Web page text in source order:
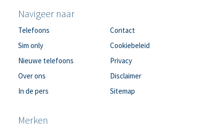
Navigeer naar
Telefoons
Sim only
Nieuwe telefoons
Over ons
In de pers
Contact
Cookiebeleid
Privacy
Disclaimer
Sitemap
Merken